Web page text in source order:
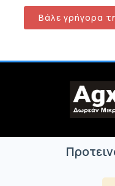
Βάλε γρήγορα